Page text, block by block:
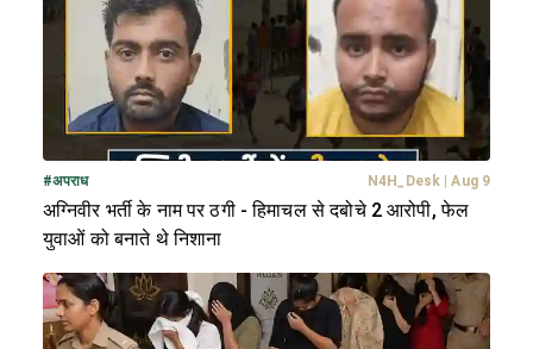
#अपराध N4H_Desk Aug 9
अग्निवीर भर्ती के नाम पर ठगी - हिमाचल से दबोचे 2 आरोपी, फेल
युवाओं को बनाते थे निशाना